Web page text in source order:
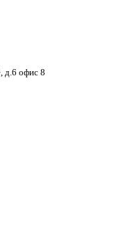
д.6 офис 8